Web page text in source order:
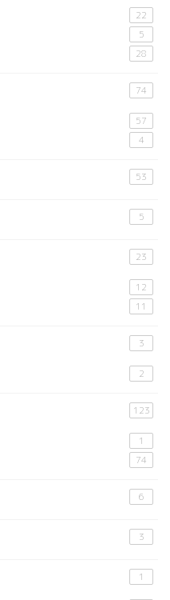
22
5
28
74
57
4
53
5
23
12
11
3
2
123
1
74
6
3
1